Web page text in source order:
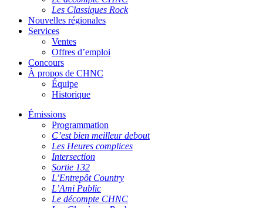
Les Classiques Rock
Nouvelles régionales
Services
Ventes
Offres d’emploi
Concours
À propos de CHNC
Équipe
Historique
Émissions
Programmation
C’est bien meilleur debout
Les Heures complices
Intersection
Sortie 132
L’Entrepôt Country
L’Ami Public
Le décompte CHNC